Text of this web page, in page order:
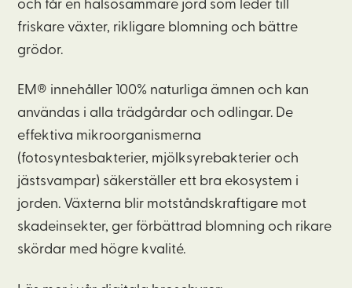
och får en hälsosammare jord som leder till
friskare växter, rikligare blomning och bättre
grödor.
EM® innehåller 100% naturliga ämnen och kan
användas i alla trädgårdar och odlingar. De
effektiva mikroorganismerna
(fotosyntesbakterier, mjölksyrebakterier och
jästsvampar) säkerställer ett bra ekosystem i
jorden. Växterna blir motståndskraftigare mot
skadeinsekter, ger förbättrad blomning och rikare
skördar med högre kvalité.